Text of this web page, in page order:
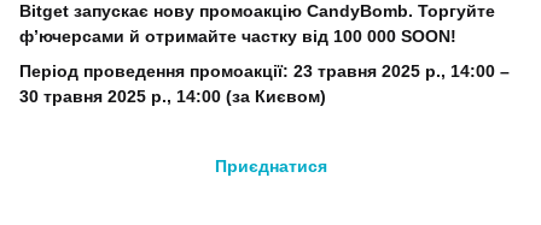
Bitget запускає нову промоакцію CandyBomb. Торгуйте
ф’ючерсами й отримайте частку від 100 000 SOON!
Період проведення промоакції: 23 травня 2025 р., 14:00 –
30 травня 2025 р., 14:00 (за Києвом)
Приєднатися